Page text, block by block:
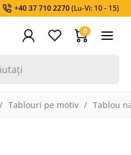
+40 37 710 2270(Lu-Vi: 10 - 15)
0
Tablouri pe motiv Tablou